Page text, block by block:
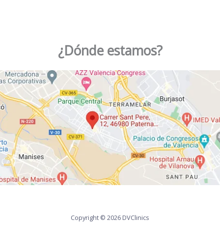
¿Dónde estamos?
Copyright © 2026 DVClinics